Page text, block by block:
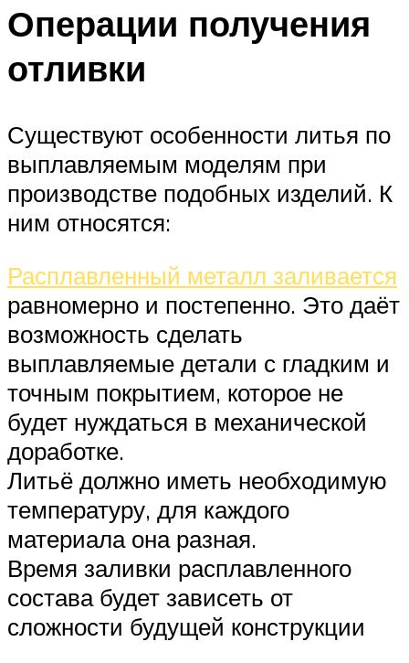
Операции получения
отливки
Существуют особенности литья по
выплавляемым моделям при
производстве подобных изделий. К
ним относятся:
Расплавленный металл заливается
равномерно и постепенно. Это даёт
возможность сделать
выплавляемые детали с гладким и
точным покрытием, которое не
будет нуждаться в механической
доработке.
Литьё должно иметь необходимую
температуру, для каждого
материала она разная.
Время заливки расплавленного
состава будет зависеть от
сложности будущей конструкции